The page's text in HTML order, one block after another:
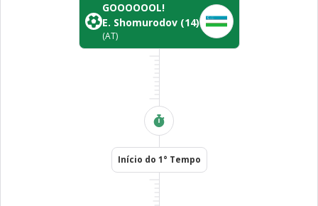
GOOOOOOL!
E. Shomurodov (14)
(AT)
Início do 1° Tempo